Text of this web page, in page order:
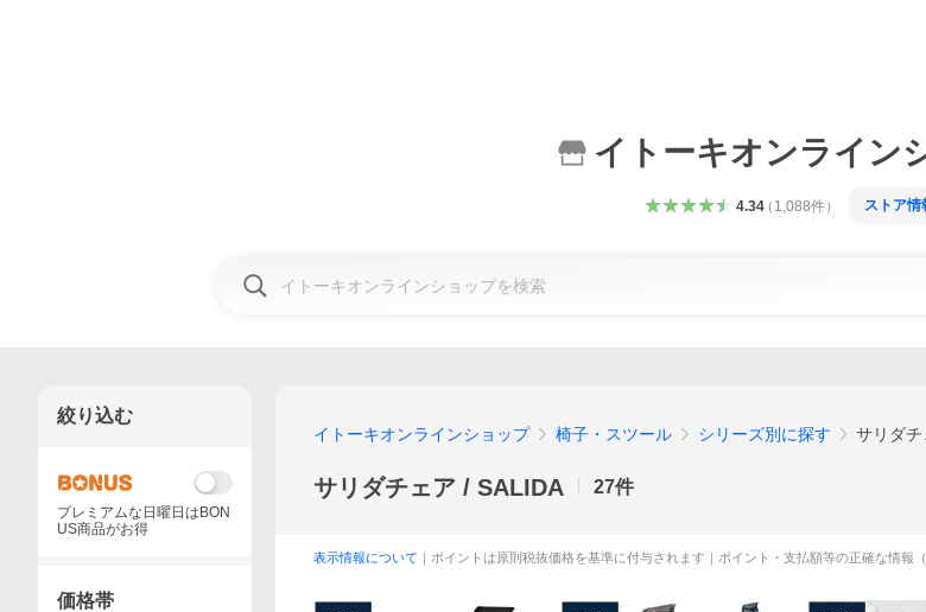
イトーキオンライン
4.34（ 1,088件） ストア情
イトーキオンラインショップ 椅子・スツール シリーズ別に探す サリダ
サリダチェア / SALIDA 27件
表示情報について ｜ポイントは原則税抜価格を基準に付与されます｜ポイント・支払額等の正確な情報
絞り込む
プレミアムな日曜日はBON
US商品がお得
価格帯